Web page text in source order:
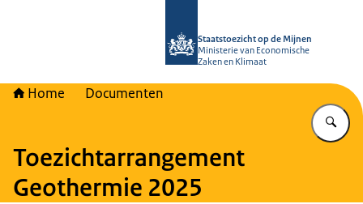
Staatstoezicht op de Mijnen
Ministerie van Economische
Zaken en Klimaat
Home Documenten
Toezichtarrangement
Geothermie 2025